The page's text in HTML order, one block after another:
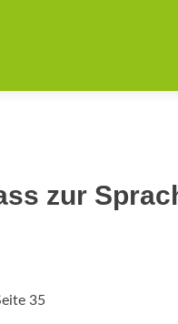
zur
35